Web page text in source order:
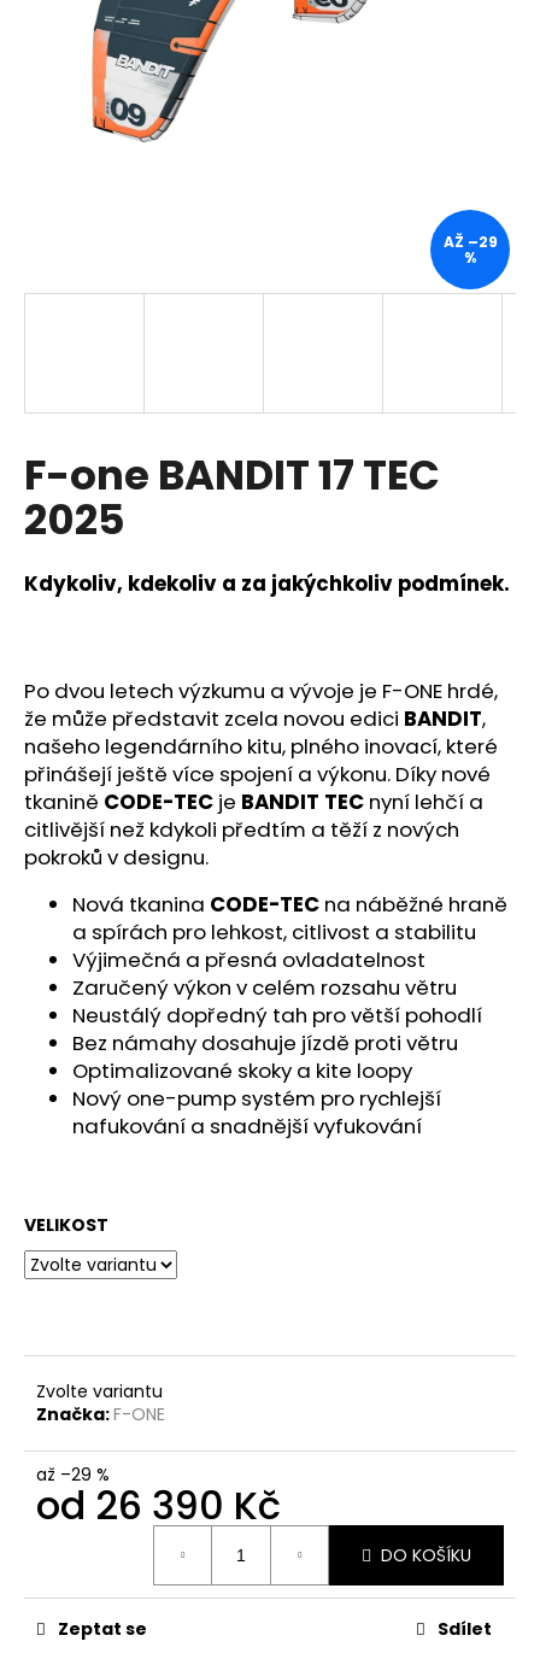
F-one BANDIT 17 TEC
2025
Kdykoliv, kdekoliv a za jakýchkoliv podmínek.
Po dvou letech výzkumu a vývoje je F-ONE hrdé,
že může představit zcela novou edici BANDIT,
našeho legendárního kitu, plného inovací, které
přinášejí ještě více spojení a výkonu. Díky nové
tkanině CODE-TEC je BANDIT TEC nyní lehčí a
citlivější než kdykoli předtím a těží z nových
pokroků v designu.
Nová tkanina CODE-TEC na náběžné hraně
a spírách pro lehkost, citlivost a stabilitu
Výjimečná a přesná ovladatelnost
Zaručený výkon v celém rozsahu větru
Neustálý dopředný tah pro větší pohodlí
Bez námahy dosahuje jízdě proti větru
Optimalizované skoky a kite loopy
Nový one-pump systém pro rychlejší
nafukování a snadnější vyfukování
VELIKOST
Zvolte variantu
Značka:F-ONE
až –29 %
od 26 390 Kč
DO KOŠÍKU
Zeptat se Sdílet
AŽ –29
%
o
o
r
u
č
u
j
e